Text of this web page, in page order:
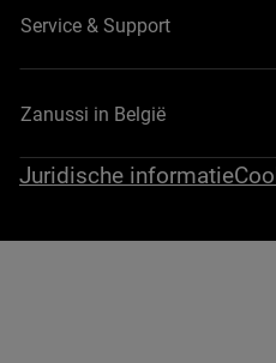
Service & Support
Zanussi in België
Juridische informatie